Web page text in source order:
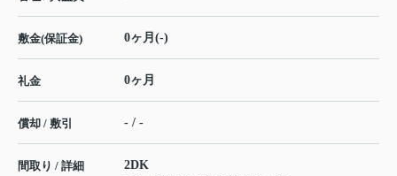
敷金(保証金) 0ヶ月(-)
礼金 0ヶ月
償却 / 敷引 - / -
間取り / 詳細
2DK